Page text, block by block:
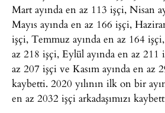
Mart ayında en az 113 işçi, Nisan
Mayıs ayında en az 166 işçi,
işçi, Temmuz ayında en az 164
az 218 işçi, Eylül ayında en az 211
az 207 işçi ve Kasım ayında en az
kaybetti. 2020 yılının ilk on bir
en az 2032 işçi arkadaşımızı